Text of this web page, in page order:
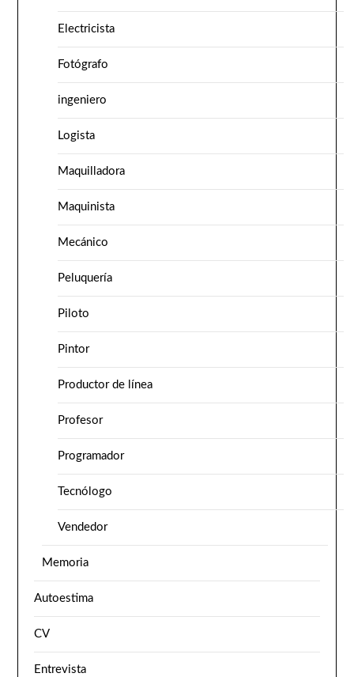
Electricista
Fotógrafo
ingeniero
Logista
Maquilladora
Maquinista
Mecánico
Peluquería
Piloto
Pintor
Productor de línea
Profesor
Programador
Tecnólogo
Vendedor
Memoria
Autoestima
CV
Entrevista